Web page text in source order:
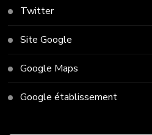
Twitter
Site Google
Google Maps
Google établissement